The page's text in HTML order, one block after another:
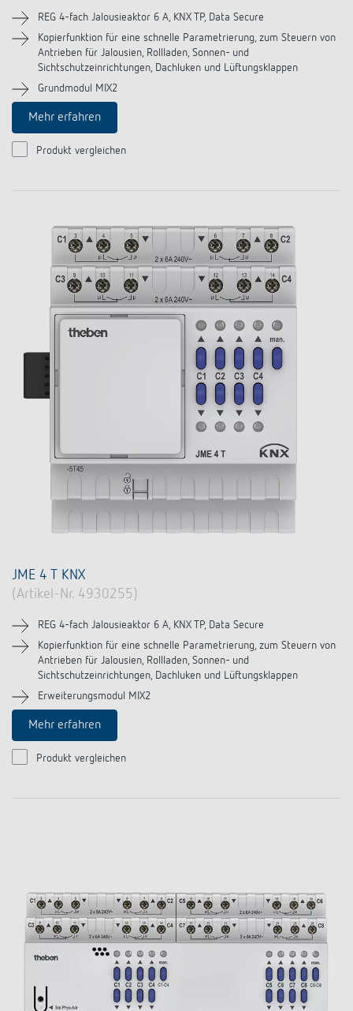
REG 4-fach Jalousieaktor 6 A, KNX TP, Data Secure
Kopierfunktion für eine schnelle Parametrierung, zum Steuern von
Antrieben für Jalousien, Rollladen, Sonnen- und
Sichtschutzeinrichtungen, Dachluken und Lüftungsklappen
Grundmodul MIX2
Mehr erfahren
Produkt vergleichen
JME 4 T KNX
(Artikel-Nr. 4930255)
REG 4-fach Jalousieaktor 6 A, KNX TP, Data Secure
Kopierfunktion für eine schnelle Parametrierung, zum Steuern von
Antrieben für Jalousien, Rollladen, Sonnen- und
Sichtschutzeinrichtungen, Dachluken und Lüftungsklappen
Erweiterungsmodul MIX2
Mehr erfahren
Produkt vergleichen